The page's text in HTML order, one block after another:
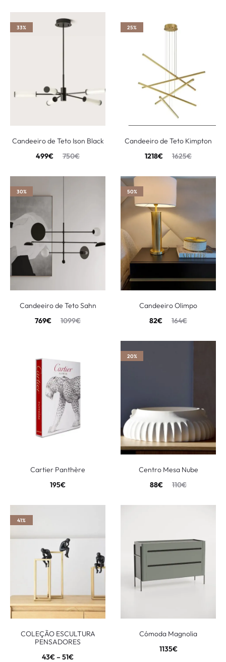
33%
Candeeiro de Teto Ison Black
750€
499€
25%
Candeeiro de Teto Kimpton
1625€
1218€
30%
Candeeiro de Teto Sahn
1099€
769€
50%
Candeeiro Olimpo
164€
82€
Cartier Panthère
195€
20%
Centro Mesa Nube
110€
88€
41%
COLEÇÃO ESCULTURA
PENSADORES
43€– 51€
Cómoda Magnolia
1135€